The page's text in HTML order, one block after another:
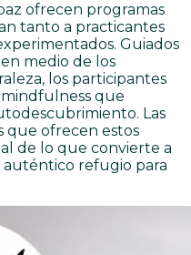
ofrecen programas
tanto a practicantes
Guiados
medio de los
los participantes
que
Las
que ofrecen estos
de lo que convierte a
auténtico refugio para